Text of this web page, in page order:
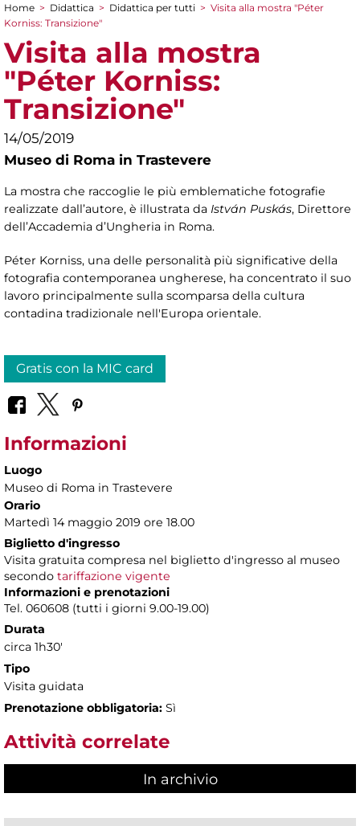
Tu sei qui
Home > Didattica > Didattica per tutti > Visita alla mostra "Péter
Korniss: Transizione"
Visita alla mostra
"Péter Korniss:
Transizione"
14/05/2019
Museo di Roma in Trastevere
La mostra che raccoglie le più emblematiche fotografie
realizzate dall’autore, è illustrata da István Puskás, Direttore
dell’Accademia d’Ungheria in Roma.
Péter Korniss, una delle personalità più significative della
fotografia contemporanea ungherese, ha concentrato il suo
lavoro principalmente sulla scomparsa della cultura
contadina tradizionale nell'Europa orientale.
Gratis con la MIC card
Informazioni
Luogo
Museo di Roma in Trastevere
Orario
Martedì 14 maggio 2019 ore 18.00
Biglietto d'ingresso
Visita gratuita compresa nel biglietto d'ingresso al museo
secondo tariffazione vigente
Informazioni e prenotazioni
Tel. 060608 (tutti i giorni 9.00-19.00)
Durata
circa 1h30'
Tipo
Visita guidata
Prenotazione obbligatoria: Sì
Attività correlate
In archivio